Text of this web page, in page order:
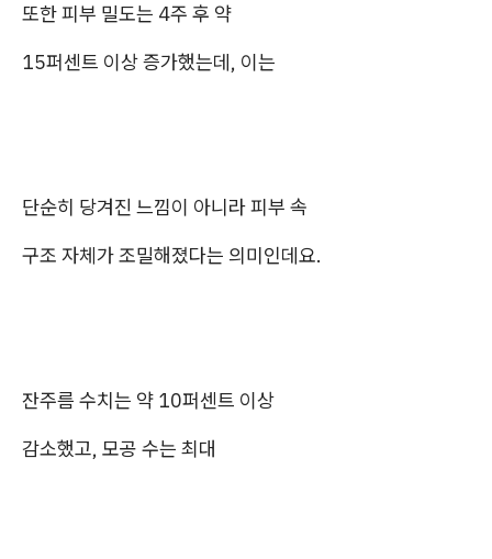
또한 피부 밀도는 4주 후 약
15퍼센트 이상 증가했는데, 이는
단순히 당겨진 느낌이 아니라 피부 속
구조 자체가 조밀해졌다는 의미인데요.
잔주름 수치는 약 10퍼센트 이상
감소했고, 모공 수는 최대